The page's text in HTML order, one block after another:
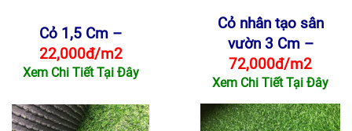
Cỏ 1,5 Cm –
22,000đ/m2
Xem Chi Tiết Tại Đây
Cỏ nhân tạo sân
vườn 3 Cm –
72,000đ/m2
Xem Chi Tiết Tại Đây